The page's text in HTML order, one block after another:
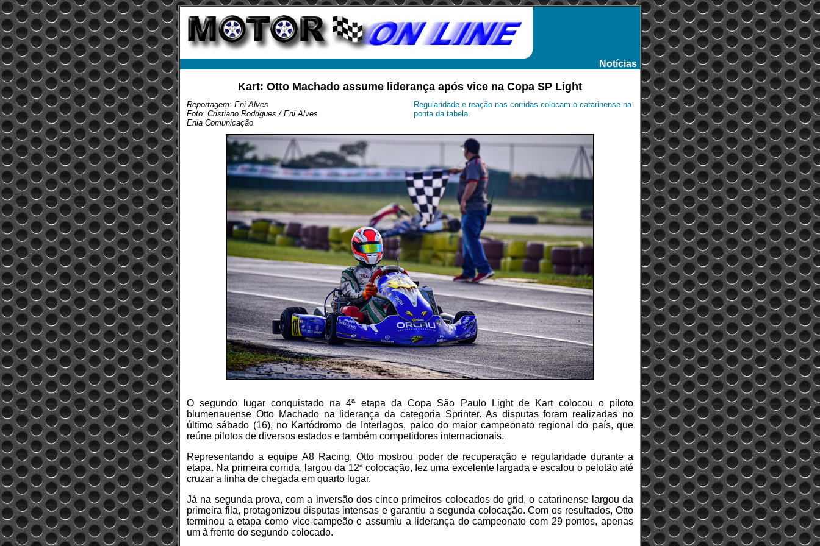
Notícias
Kart: Otto Machado assume liderança após vice na Copa SP Light
Reportagem: Eni Alves
Foto: Cristiano Rodrigues / Eni Alves
Enia Comunicação
Regularidade e reação nas corridas colocam o catarinense na
ponta da tabela.
O segundo lugar conquistado na 4ª etapa da Copa São Paulo Light de Kart colocou o piloto
blumenauense Otto Machado na liderança da categoria Sprinter. As disputas foram realizadas no
último sábado (16), no Kartódromo de Interlagos, palco do maior campeonato regional do país, que
reúne pilotos de diversos estados e também competidores internacionais.
Representando a equipe A8 Racing, Otto mostrou poder de recuperação e regularidade durante a
etapa. Na primeira corrida, largou da 12ª colocação, fez uma excelente largada e escalou o pelotão até
cruzar a linha de chegada em quarto lugar.
Já na segunda prova, com a inversão dos cinco primeiros colocados do grid, o catarinense largou da
primeira fila, protagonizou disputas intensas e garantiu a segunda colocação. Com os resultados, Otto
terminou a etapa como vice-campeão e assumiu a liderança do campeonato com 29 pontos, apenas
um à frente do segundo colocado.